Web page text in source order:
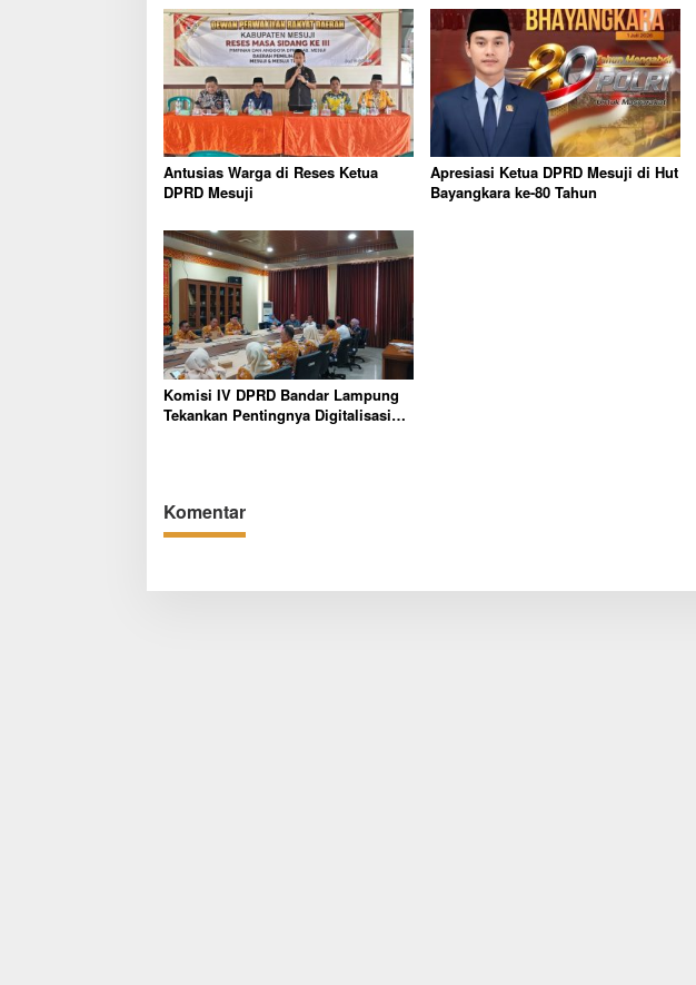
Antusias Warga di Reses Ketua
DPRD Mesuji
Apresiasi Ketua DPRD Mesuji di Hut
Bayangkara ke-80 Tahun
Komisi IV DPRD Bandar Lampung
Tekankan Pentingnya Digitalisasi
Komentar